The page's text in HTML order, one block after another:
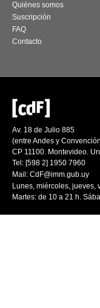
Quiénes somos
Suscripción
FAQ
Contacto
Av. 18 de Julio 885
(entre Andes y
CP 11100. Montevideo.
Tel: [598 2] 1950 7960
Mail: CdF@imm.gub.uy
Lunes, miércoles, jueves,
Martes: de 10 a 21 h.